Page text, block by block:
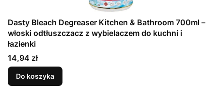
Dasty Bleach Degreaser Kitchen & Bathroom 700ml –
włoski odtłuszczacz z wybielaczem do kuchni i
łazienki
Cena
14,94 zł
Do koszyka